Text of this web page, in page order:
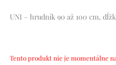
UNI – hrudník 90 až 100 cm,
Tento produkt nie je momentálne